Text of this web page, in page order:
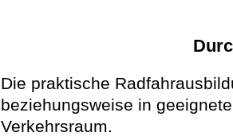
Die praktische
beziehungsweise in
Verkehrsraum.